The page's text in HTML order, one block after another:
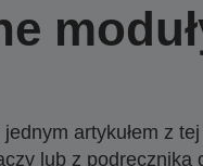
artykułem z
lub z podręcznika